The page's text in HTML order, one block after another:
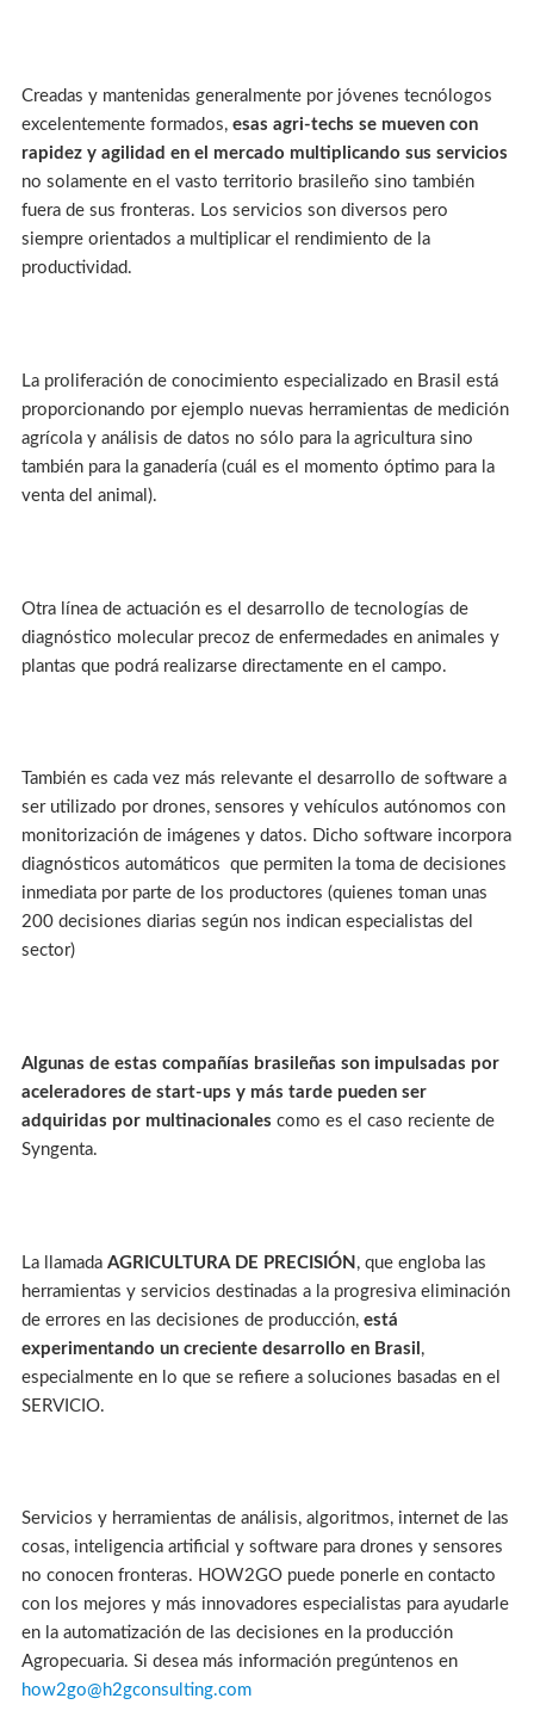
Creadas y mantenidas generalmente por jóvenes tecnólogos
excelentemente formados, esas agri-techs se mueven con
rapidez y agilidad en el mercado multiplicando sus servicios
no solamente en el vasto territorio brasileño sino también
fuera de sus fronteras. Los servicios son diversos pero
siempre orientados a multiplicar el rendimiento de la
productividad.
La proliferación de conocimiento especializado en Brasil está
proporcionando por ejemplo nuevas herramientas de medición
agrícola y análisis de datos no sólo para la agricultura sino
también para la ganadería (cuál es el momento óptimo para la
venta del animal).
Otra línea de actuación es el desarrollo de tecnologías de
diagnóstico molecular precoz de enfermedades en animales y
plantas que podrá realizarse directamente en el campo.
También es cada vez más relevante el desarrollo de software a
ser utilizado por drones, sensores y vehículos autónomos con
monitorización de imágenes y datos. Dicho software incorpora
diagnósticos automáticos que permiten la toma de decisiones
inmediata por parte de los productores (quienes toman unas
200 decisiones diarias según nos indican especialistas del
sector)
Algunas de estas compañías brasileñas son impulsadas por
aceleradores de start-ups y más tarde pueden ser
adquiridas por multinacionales como es el caso reciente de
Syngenta.
La llamada AGRICULTURA DE PRECISIÓN , que engloba las
herramientas y servicios destinadas a la progresiva eliminación
de errores en las decisiones de producción, está
experimentando un creciente desarrollo en Brasil ,
especialmente en lo que se refiere a soluciones basadas en el
SERVICIO.
Servicios y herramientas de análisis, algoritmos, internet de las
cosas, inteligencia artificial y software para drones y sensores
no conocen fronteras. HOW2GO puede ponerle en contacto
con los mejores y más innovadores especialistas para ayudarle
en la automatización de las decisiones en la producción
Agropecuaria. Si desea más información pregúntenos en
how2go@h2gconsulting.com